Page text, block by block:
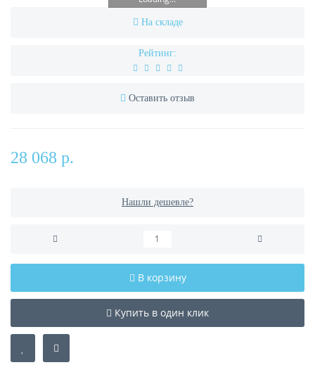
На складе
Рейтинг:
Оставить отзыв
28 068 р.
Нашли дешевле?
В корзину
Купить в один клик